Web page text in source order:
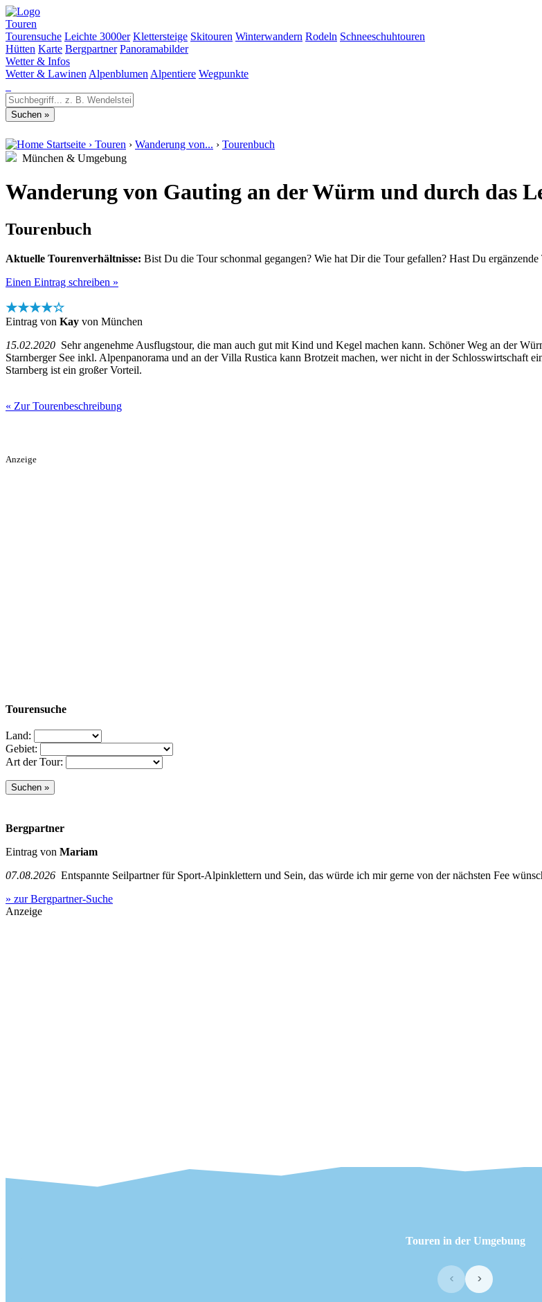
Touren
Tourensuche Leichte 3000er Klettersteige Skitouren Winterwandern Rodeln Schneeschuhtouren
Hütten Karte Bergpartner Panoramabilder
Wetter & Infos
Wetter & Lawinen Alpenblumen Alpentiere Wegpunkte
Startseite › Touren › Wanderung von... › Tourenbuch
München & Umgebung
Wanderung von Gauting an der Würm und durch das
Tourenbuch
Aktuelle Tourenverhältnisse: Bist Du die Tour schonmal gegangen? Wie hat Dir die Tour gefallen? Hast Du
Einen Eintrag schreiben »
★★★★☆
Eintrag von Kay von München
15.02.2020 Sehr angenehme Ausflugstour, die man auch gut mit Kind und Kegel machen kann. Schöner Weg an der
Starnberger See inkl. Alpenpanorama und an der Villa Rustica kann Brotzeit machen, wer nicht in der Schlosswirtschaft
Starnberg ist ein großer Vorteil.
« Zur Tourenbeschreibung
Anzeige
Tourensuche
Land:
Gebiet:
Art der Tour:
Bergpartner
Eintrag von Mariam
07.08.2026 Entspannte Seilpartner für Sport-Alpinklettern und Sein, das würde ich mir gerne von der nächsten Fee
» zur Bergpartner-Suche
Anzeige
Touren in der Umgebung
‹ ›